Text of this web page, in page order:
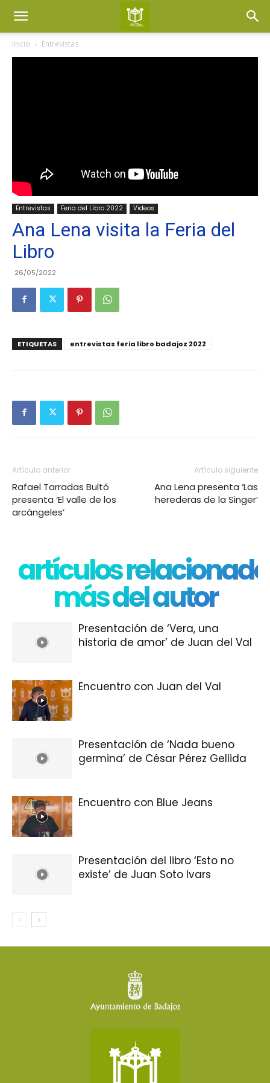
Inicio Entrevistas
Entrevistas Feria del Libro 2022 Videos
Ana Lena visita la Feria del
Libro
26/05/2022
ETIQUETAS entrevistas feria libro badajoz 2022
Artículo anterior
Rafael Tarradas Bultó
presenta ‘El valle de los
arcángeles’
Artículo siguiente
Ana Lena presenta ‘Las
herederas de la Singer’
artículos
más del autor
Presentación de ‘Vera, una
historia de amor’ de Juan del Val
Encuentro con Juan del Val
Presentación de ‘Nada bueno
germina’ de César Pérez Gellida
Encuentro con Blue Jeans
Presentación del libro ‘Esto no
existe’ de Juan Soto Ivars